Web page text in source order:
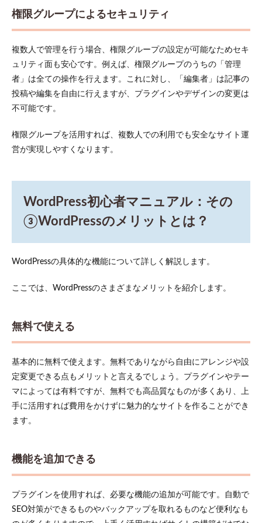
準備す
インス
トール
～アッ
プロー
ド
STEP3：
データ
STEP4：
初期設
定～イ
ール
4.5
公開！
初心者が
ポイント
5.1
ブル
5.2
設定
して
5.3
権限グループによるセキュリティ
複数人で管理を行う場合、権限グループの設定が可能なためセキ
ュリティ面も安心です。例えば、権限グループのうちの「管理
者」は全ての操作を行えます。これに対し、「編集者」は記事の
投稿や編集を自由に行えますが、プラグインやデザインの変更は
不可能です。
権限グループを活用すれば、複数人での利用でも安全なサイト運
営が実現しやすくなります。
WordPress初心者マニュアル：その
③WordPressのメリットとは？
WordPressの具体的な機能について詳しく解説します。
ここでは、WordPressのさまざまなメリットを紹介します。
無料で使える
基本的に無料で使えます。無料でありながら自由にアレンジや設
定変更できる点もメリットと言えるでしょう。プラグインやテー
マによっては有料ですが、無料でも高品質なものが多くあり、上
手に活用すれば費用をかけずに魅力的なサイトを作ることができ
ます。
機能を追加できる
プラグインを使用すれば、必要な機能の追加が可能です。自動で
SEO対策ができるものやバックアップを取れるものなど便利なも